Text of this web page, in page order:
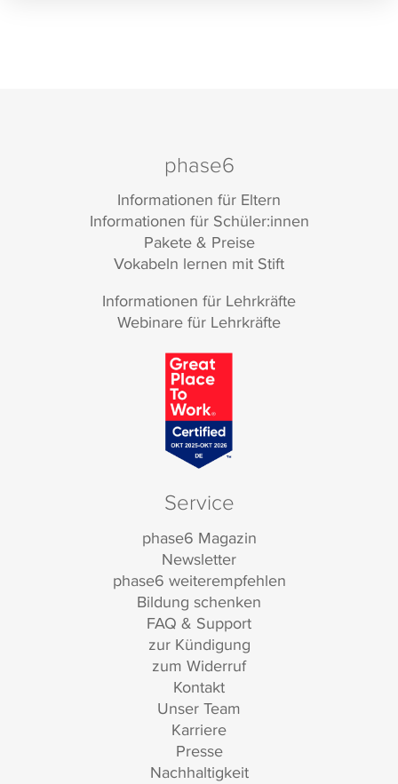
phase6
Informationen für Eltern
Informationen für Schüler:innen
Pakete & Preise
Vokabeln lernen mit Stift
Informationen für Lehrkräfte
Webinare für Lehrkräfte
Service
phase6 Magazin
Newsletter
phase6 weiterempfehlen
Bildung schenken
FAQ & Support
zur Kündigung
zum Widerruf
Kontakt
Unser Team
Karriere
Presse
Nachhaltigkeit